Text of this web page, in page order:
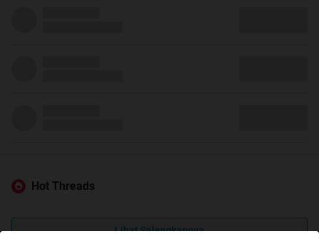
Hot Threads
Lihat Selengkapnya